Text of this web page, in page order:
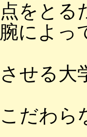
をとる
によっ
せる大
だわら